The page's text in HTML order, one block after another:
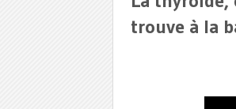
trouve à la